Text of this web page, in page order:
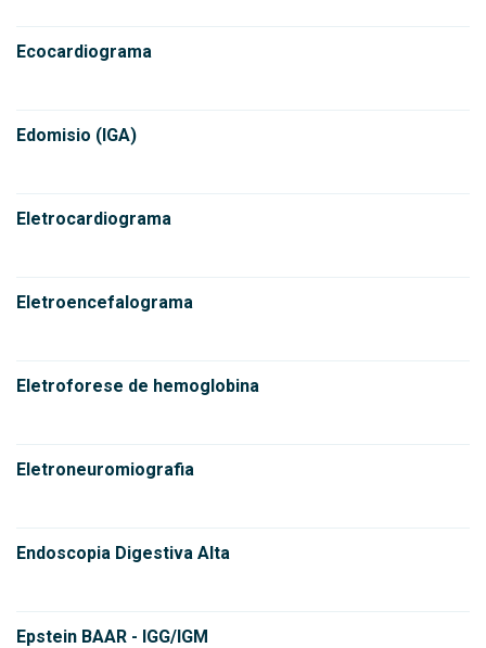
Ecocardiograma
Edomisio (IGA)
Eletrocardiograma
Eletroencefalograma
Eletroforese de hemoglobina
Eletroneuromiografia
Endoscopia Digestiva Alta
Epstein BAAR - IGG/IGM